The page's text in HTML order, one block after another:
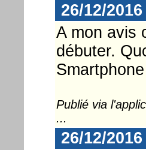
26/12/
A mon avis
débuter.
Publié via
...
26/12/